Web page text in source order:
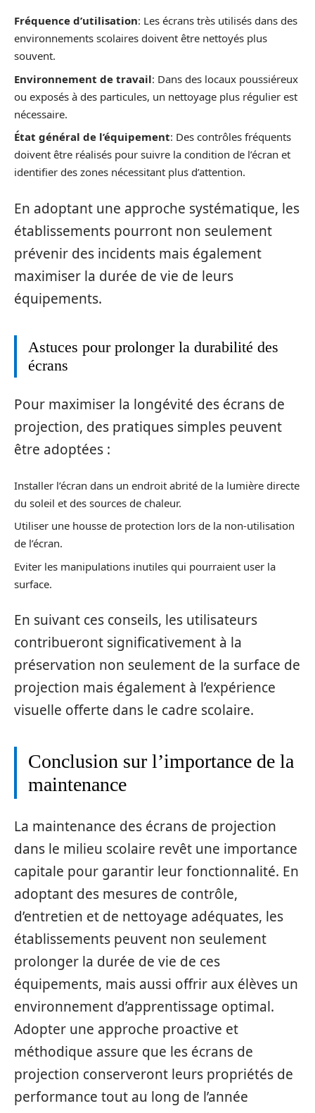
Fréquence d’utilisation: Les écrans très utilisés dans des
environnements scolaires doivent être nettoyés plus
souvent.
Environnement de travail: Dans des locaux poussiéreux
ou exposés à des particules, un nettoyage plus régulier est
nécessaire.
État général de l’équipement: Des contrôles fréquents
doivent être réalisés pour suivre la condition de l’écran et
identifier des zones nécessitant plus d’attention.
En adoptant une approche systématique, les
établissements pourront non seulement
prévenir des incidents mais également
maximiser la durée de vie de leurs
équipements.
Astuces pour prolonger la durabilité des
écrans
Pour maximiser la longévité des écrans de
projection, des pratiques simples peuvent
être adoptées :
Installer l’écran dans un endroit abrité de la lumière directe
du soleil et des sources de chaleur.
Utiliser une housse de protection lors de la non-utilisation
de l’écran.
Eviter les manipulations inutiles qui pourraient user la
surface.
En suivant ces conseils, les utilisateurs
contribueront significativement à la
préservation non seulement de la surface de
projection mais également à l’expérience
visuelle offerte dans le cadre scolaire.
Conclusion sur l’importance de la
maintenance
La maintenance des écrans de projection
dans le milieu scolaire revêt une importance
capitale pour garantir leur fonctionnalité. En
adoptant des mesures de contrôle,
d’entretien et de nettoyage adéquates, les
établissements peuvent non seulement
prolonger la durée de vie de ces
équipements, mais aussi offrir aux élèves un
environnement d’apprentissage optimal.
Adopter une approche proactive et
méthodique assure que les écrans de
projection conserveront leurs propriétés de
performance tout au long de l’année